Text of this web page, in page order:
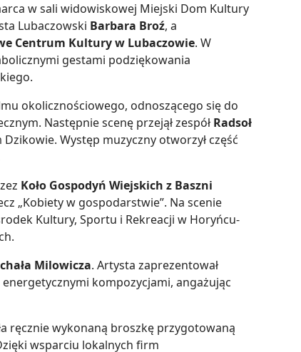
w sali widowiskowej Miejski Dom Kultury
Lubaczowski Barbara Broź, a
Centrum Kultury w Lubaczowie. W
gestami podziękowania
okolicznościowego, odnoszącego się do
Następnie scenę przejął zespół Radsoł
Występ muzyczny otworzył część
Koło Gospodyń Wiejskich z Baszni
„Kobiety w gospodarstwie”. Na scenie
Kultury, Sportu i Rekreacji w Horyńcu-
Milowicza. Artysta zaprezentował
kompozycjami, angażując
ręcznie wykonaną broszkę przygotowaną
wsparciu lokalnych firm